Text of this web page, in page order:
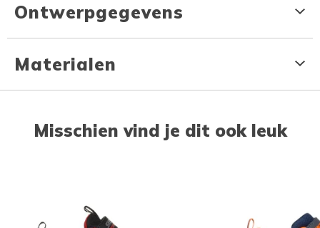
Ontwerpgegevens
Materialen
Misschien vind je dit ook leuk